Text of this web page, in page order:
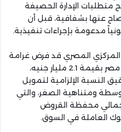
متطلبات الإدارة الحصيفة
عنها بشفافية، قبل أن
مدعومة بإجراءات تنفيذية.
المركزي المصري قد فرض غرامة
رقابية على كريدي أجريكول مصر بقيمة 2.1 مليار جنيه،
النسبة الإلزامية لتمويل
ومتناهية الصغر، والتي
25% من إجمالي محفظة القروض
العاملة في السوق.